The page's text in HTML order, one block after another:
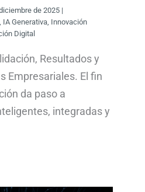
de 2025 |
IA Generativa Innovación
Digital
Resultados y
Empresariales. El fin
da paso a
integradas y